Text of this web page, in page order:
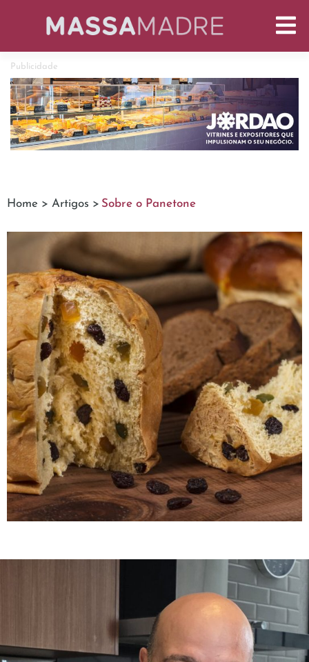
Publicidade
Home > Artigos > Sobre o Panetone